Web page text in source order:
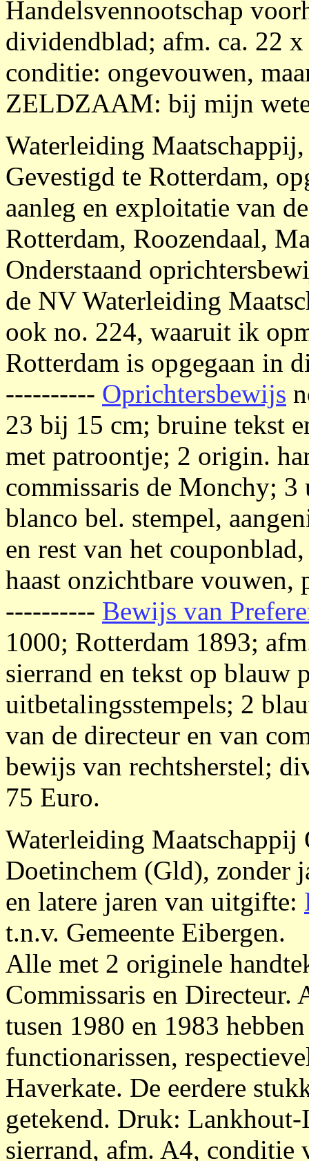
Handelsvennootschap
dividendblad; afm. ca. 22
conditie: ongevouwen,
ZELDZAAM: bij mijn
Waterleiding
Gevestigd te Rotterdam,
aanleg en exploitatie van
Rotterdam, Roozendaal,
Onderstaand
de NV Waterleiding
ook no. 224, waaruit ik
Rotterdam is opgegaan in
---------- Oprichtersbewijs
23 bij 15 cm; bruine tekst
met patroontje; 2 origin.
commissaris de Monchy; 3
blanco bel. stempel,
en rest van het
haast onzichtbare vouwen,
---------- Bewijs van
1000; Rotterdam 1893;
sierrand en tekst op blauw
uitbetalingsstempels; 2
van de directeur en van
bewijs van rechtsherstel;
75 Euro.
Waterleiding
Doetinchem (Gld), zonder
en latere jaren van uitgifte:
t.n.v. Gemeente Eibergen.
Alle met 2 originele
Commissaris en Directeur.
tusen 1980 en 1983
functionarissen,
Haverkate. De eerdere
getekend. Druk:
sierrand, afm. A4, conditie